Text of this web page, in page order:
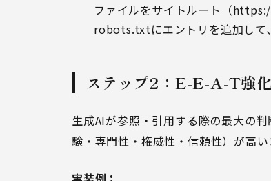
ファイルをサイトルート（
robots.txtにエントリを追加して
ステップ2：E-E-A-T強
生成AIが参照・引用する際の最大の
験・専門性・権威性・信頼性）が高